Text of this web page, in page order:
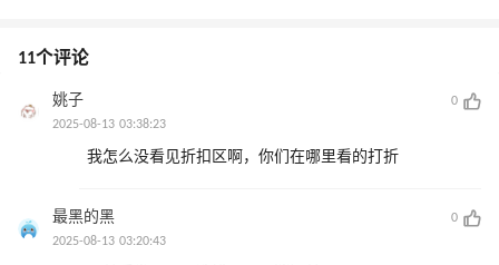
11个评论
姚子
0
2025-08-13 03:38:23
我怎么没看见折扣区啊，你们在哪里看的打折
最黑的黑
0
2025-08-13 03:20:43